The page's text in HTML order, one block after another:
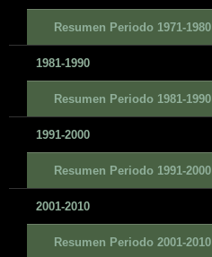
Resumen Periodo 1971-1980
1981-1990
Resumen Periodo 1981-1990
1991-2000
Resumen Periodo 1991-2000
2001-2010
Resumen Periodo 2001-2010